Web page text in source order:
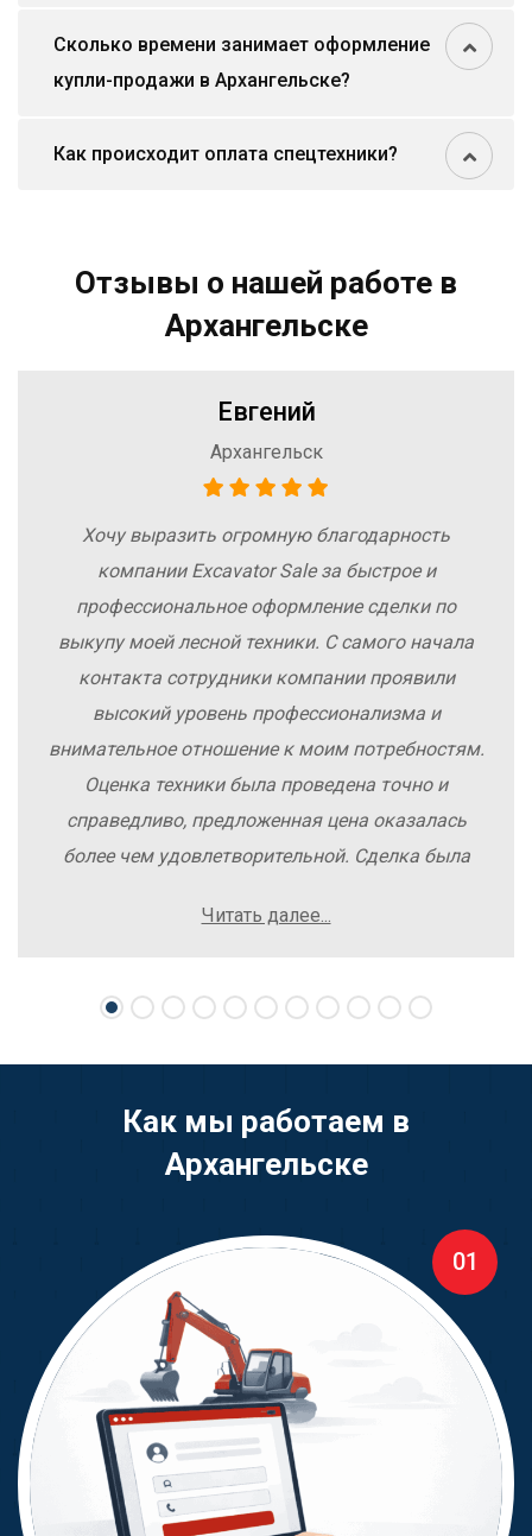
Сколько времени занимает оформление
купли-продажи в Архангельске?
Как происходит оплата спецтехники?
Отзывы о нашей работе в
Архангельске
Евгений
Архангельск
Хочу выразить огромную благодарность
компании Excavator Sale за быстрое и
профессиональное оформление сделки по
выкупу моей лесной техники. С самого начала
контакта сотрудники компании проявили
высокий уровень профессионализма и
внимательное отношение к моим потребностям.
Оценка техники была проведена точно и
справедливо, предложенная цена оказалась
более чем удовлетворительной. Сделка была
осложнений. Рекомендую компанию Excavator
свою спецтехнику.
Читать далее...
Как мы работаем в
Архангельске
01